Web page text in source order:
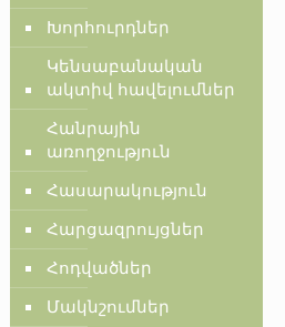
Խորհուրդներ
Կենսաբանական
ակտիվ հավելումներ
Հանրային
առողջություն
Հասարակություն
Հարցազրույցներ
Հոդվածներ
Մակնշումներ